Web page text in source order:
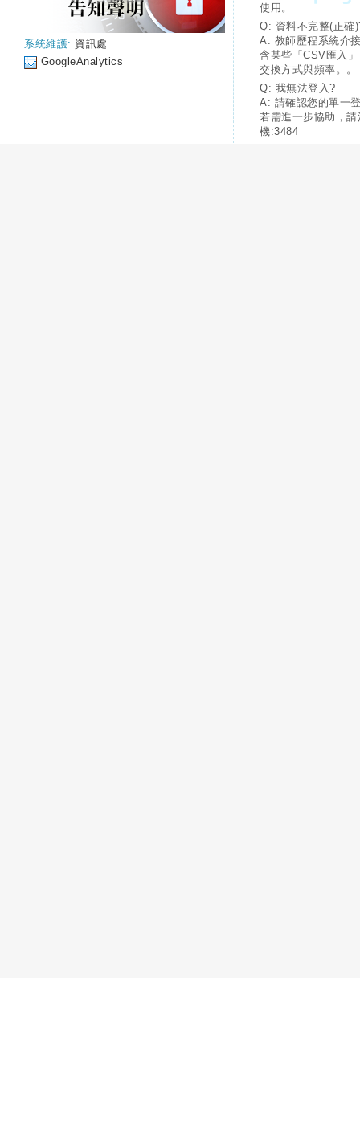
系統維護: 資訊處
GoogleAnalytics
使用。
Q: 資料不完整(正確
A: 教師歷程系統介
含某些「CSV匯入
交換方式與頻率。。
Q: 我無法登入?
A: 請確認您的單一
若需進一步協助，
機:3484